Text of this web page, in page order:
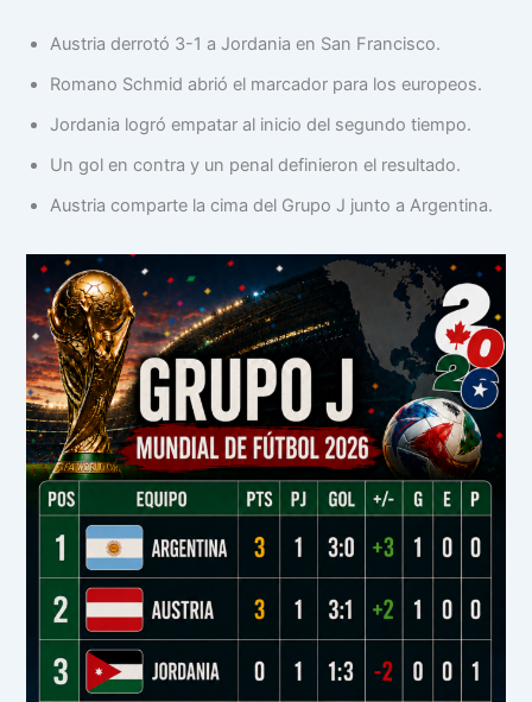
Austria derrotó 3-1 a Jordania en San Francisco.
Romano Schmid abrió el marcador para los europeos.
Jordania logró empatar al inicio del segundo tiempo.
Un gol en contra y un penal definieron el resultado.
Austria comparte la cima del Grupo J junto a Argentina.